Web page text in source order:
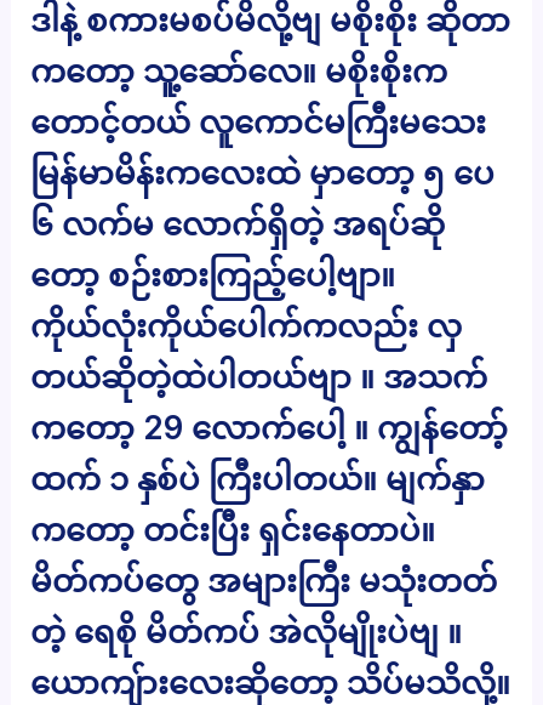
ဒါနဲ့ စကားမစပ်မိလို့ဗျ မစိုးစိုး ဆိုတာ
ကတော့ သူ့ဆော်လေ။ မစိုးစိုးက
တောင့်တယ် လူကောင်မကြီးမသေး
မြန်မာမိန်းကလေးထဲ မှာတော့ ၅ ပေ
၆ လက်မ လောက်ရှိတဲ့ အရပ်ဆို
တော့ စဉ်းစားကြည့်ပေါ့ဗျာ။
ကိုယ်လုံးကိုယ်ပေါက်ကလည်း လှ
တယ်ဆိုတဲ့ထဲပါတယ်ဗျာ ။ အသက်
ကတော့ 29 လောက်ပေါ့ ။ ကျွန်တော့်
ထက် ၁ နှစ်ပဲ ကြီးပါတယ်။ မျက်နှာ
ကတော့ တင်းပြီး ရှင်းနေတာပဲ။
မိတ်ကပ်တွေ အများကြီး မသုံးတတ်
တဲ့ ရေစို မိတ်ကပ် အဲလိုမျိုးပဲဗျ ။
ယောကျ်ားလေးဆိုတော့ သိပ်မသိလို့။